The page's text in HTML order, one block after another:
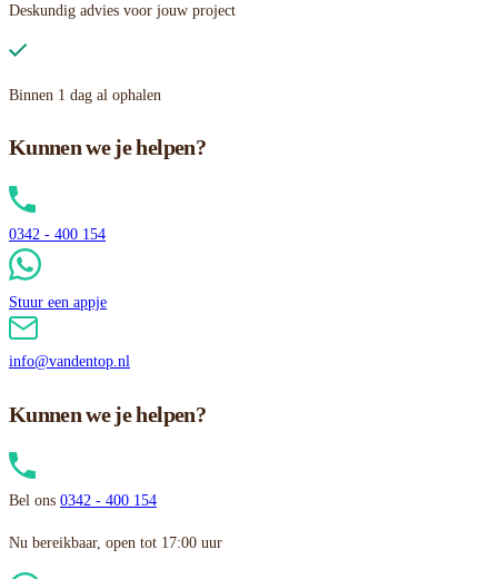
Deskundig advies voor jouw project
Binnen 1 dag al ophalen
Kunnen we je helpen?
0342 - 400 154
Stuur een appje
info@vandentop.nl
Kunnen we je helpen?
Bel ons 0342 - 400 154
Nu bereikbaar, open tot 17:00 uur